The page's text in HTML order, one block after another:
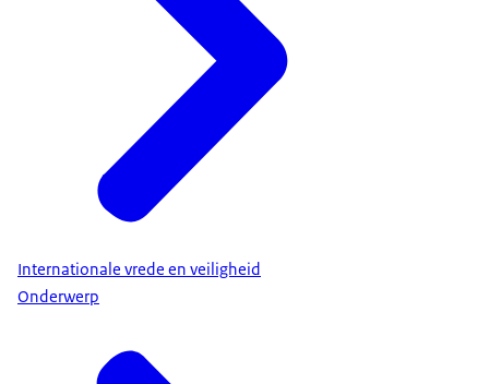
Internationale vrede en veiligheid
Onderwerp